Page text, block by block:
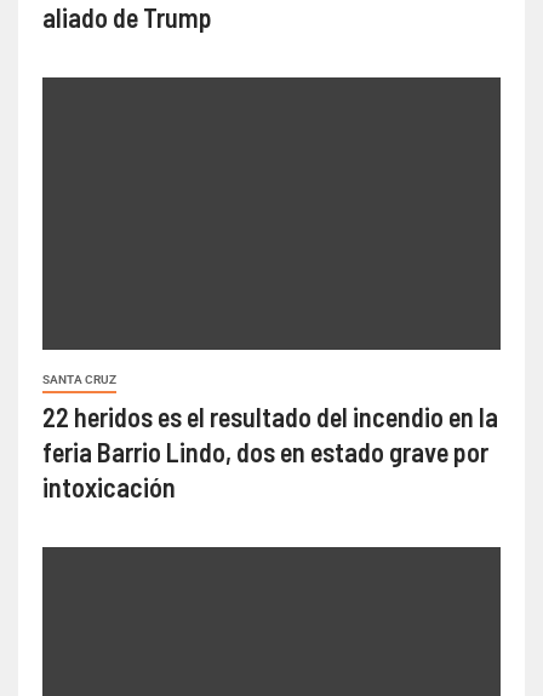
aliado de Trump
SANTA CRUZ
22 heridos es el resultado del incendio en la
feria Barrio Lindo, dos en estado grave por
intoxicación